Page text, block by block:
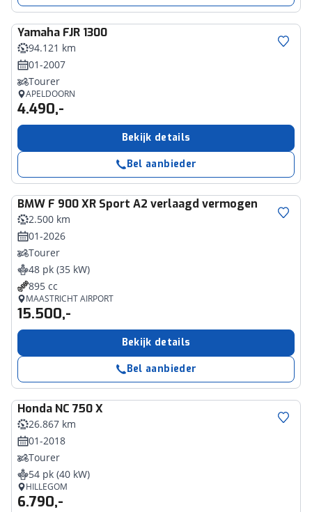
Yamaha FJR 1300
94.121 km
01-2007
Tourer
APELDOORN
4.490,-
Bekijk details
Bel aanbieder
BMW F 900 XR Sport A2 verlaagd vermogen
2.500 km
01-2026
Tourer
48 pk (35 kW)
895 cc
MAASTRICHT AIRPORT
15.500,-
Bekijk details
Bel aanbieder
Honda NC 750 X
26.867 km
01-2018
Tourer
54 pk (40 kW)
HILLEGOM
6.790,-